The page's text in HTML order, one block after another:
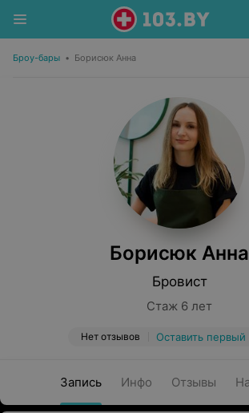
Броу-бары • Борисюк Анна
Борисюк Анна
Бровист
Стаж 6 лет
Нет отзывов Оставить первый
Запись Инфо Отзывы